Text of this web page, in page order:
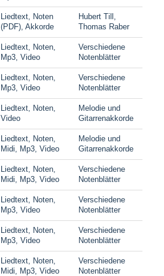
Liedtext, Noten
(PDF), Akkorde
Hubert Till,
Thomas Raber
Liedtext, Noten,
Mp3, Video
Verschiedene
Notenblätter
Liedtext, Noten,
Mp3, Video
Verschiedene
Notenblätter
Liedtext, Noten,
Video
Melodie und
Gitarrenakkorde
Liedtext, Noten,
Midi, Mp3, Video
Melodie und
Gitarrenakkorde
Liedtext, Noten,
Midi, Mp3, Video
Verschiedene
Notenblätter
Liedtext, Noten,
Mp3, Video
Verschiedene
Notenblätter
Liedtext, Noten,
Mp3, Video
Verschiedene
Notenblätter
Liedtext, Noten,
Midi, Mp3, Video
Verschiedene
Notenblätter